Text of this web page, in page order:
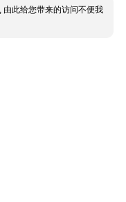
由此给您带来的访问不便我